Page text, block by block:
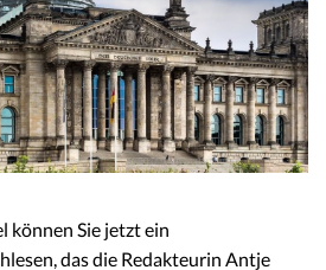
können Sie jetzt ein
das die Redakteurin Antje